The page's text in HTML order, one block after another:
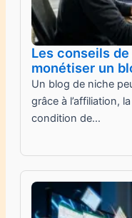
Les conseils
monétiser un
Un blog de niche
grâce à l’affiliation,
condition de…